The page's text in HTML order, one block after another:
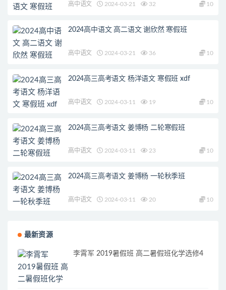
高中语文 2024-03-21 32 10
2024高中语文 高二语文 谢欣然 寒假班
高中语文 2024-03-21 36 10
2024高三高考语文 杨洋语文 寒假班 xdf
高中语文 2024-03-11 19 10
2024高三高考语文 姜博杨 二轮寒假班
高中语文 2024-03-11 23 10
2024高三高考语文 姜博杨 一轮秋季班
高中语文 2024-03-11 20 10
最新资源
李霄军 2019暑假班 高二暑假班化学选修4